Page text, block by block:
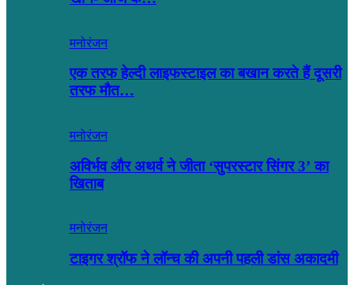
मनोरंजन
एक तरफ हेल्दी लाइफस्टाइल का बखान करते हैं दूसरी
तरफ मौत…
मनोरंजन
अविर्भव और अथर्व ने जीता ‘सुपरस्टार सिंगर 3’ का
खिताब
मनोरंजन
टाइगर श्रॉफ ने लॉन्च की अपनी पहली डांस अकादमी